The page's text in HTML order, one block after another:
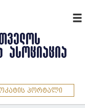
ᲐᲡᲝᲪᲘᲐᲪᲘᲐ
პორტალი